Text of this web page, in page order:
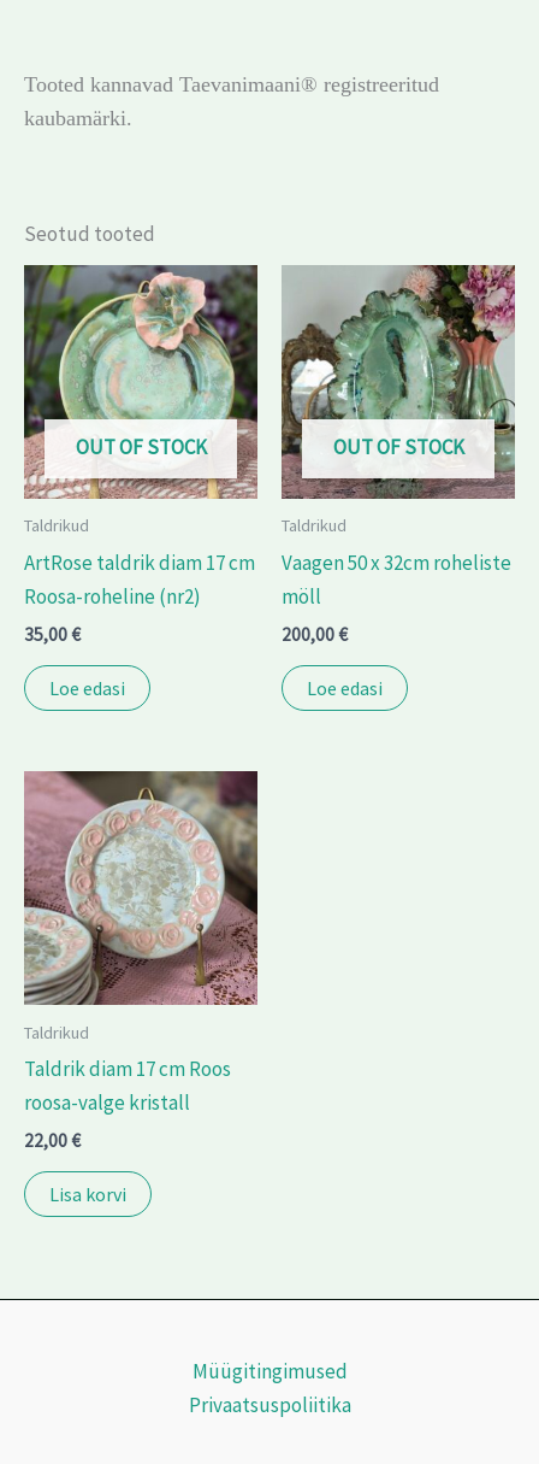
Tooted kannavad Taevanimaani® registreeritud
kaubamärki.
Seotud tooted
OUT OF STOCK
Taldrikud
ArtRose taldrik diam 17 cm
Roosa-roheline (nr2)
35,00€
Loe edasi
OUT OF STOCK
Taldrikud
Vaagen 50 x 32cm roheliste
möll
200,00€
Loe edasi
Taldrikud
Taldrik diam 17 cm Roos
roosa-valge kristall
22,00€
Lisa korvi
Müügitingimused
Privaatsuspoliitika